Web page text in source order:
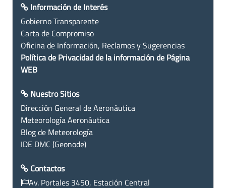
Información de Interés
Gobierno Transparente
Carta de Compromiso
Oficina de Información, Reclamos y Sugerencias
Política de Privacidad de la información de Página
WEB
Nuestro Sitios
Dirección General de Aeronáutica
Meteorología Aeronáutica
Blog de Meteorología
IDE DMC (Geonode)
Contactos
Av. Portales 3450, Estación Central